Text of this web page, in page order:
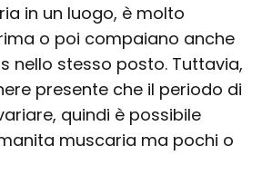
in un luogo, è molto
o poi compaiano anche
nello stesso posto. Tuttavia,
presente che il periodo di
quindi è possibile
muscaria ma pochi o